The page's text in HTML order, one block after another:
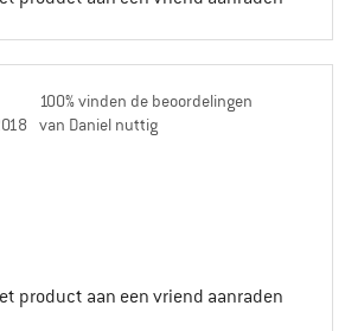
100% vinden de beoordelingen
van Daniel nuttig
product aan een vriend aanraden